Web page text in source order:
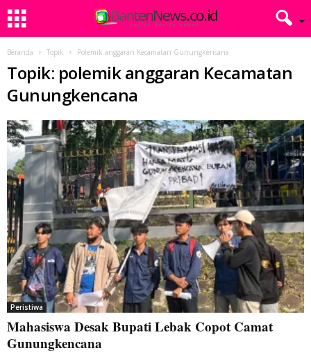
Beranda Topik Polemik anggaran Kecamatan Gunungkencana
Topik: polemik anggaran Kecamatan
Gunungkencana
Peristiwa
Mahasiswa Desak Bupati Lebak Copot Camat
Gunungkencana